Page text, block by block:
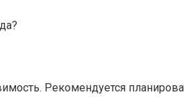
Рекомендуется